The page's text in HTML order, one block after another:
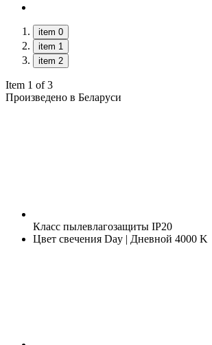
item 0
item 1
item 2
Item 1 of 3
Произведено в Беларуси
Класс пылевлагозащиты IP20
Цвет свечения Day | Дневной 4000 K